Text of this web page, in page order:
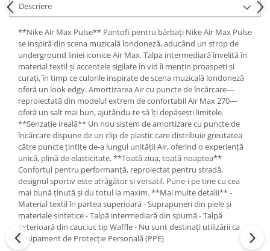
Descriere
**Nike Air Max Pulse** Pantofi pentru bărbați Nike Air Max Pulse
se inspiră din scena muzicală londoneză, aducând un strop de
underground liniei iconice Air Max. Talpa intermediară învelită în
material textil și accentele sigilate în vid îi mențin proaspeți și
curați, în timp ce culorile inspirate de scena muzicală londoneză
oferă un look edgy. Amortizarea Air cu puncte de încărcare—
reproiectată din modelul extrem de confortabil Air Max 270—
oferă un salt mai bun, ajutându-te să îți depășești limitele.
**Senzație ireală** Un nou sistem de amortizare cu puncte de
încărcare dispune de un clip de plastic care distribuie greutatea
către puncte țintite de-a lungul unității Air, oferind o experiență
unică, plină de elasticitate. **Toată ziua, toată noaptea**
Confortul pentru performanță, reproiectat pentru stradă,
designul sportiv este atrăgător și versatil. Pune-i pe tine cu cea
mai bună ținută și du totul la maxim. **Mai multe detalii** -
Material textil în partea superioară - Suprapuneri din piele și
materiale sintetice - Talpă intermediară din spumă - Talpă
exterioară din cauciuc tip Waffle - Nu sunt destinați utilizării ca
Echipament de Protecție Personală (PPE)